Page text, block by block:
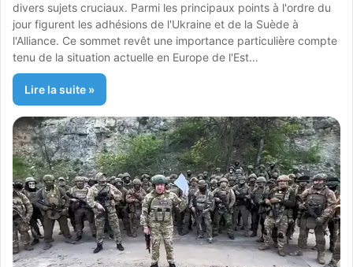
divers sujets cruciaux. Parmi les principaux points à l'ordre du
jour figurent les adhésions de l'Ukraine et de la Suède à
l'Alliance. Ce sommet revêt une importance particulière compte
tenu de la situation actuelle en Europe de l'Est…
Lire la suite »